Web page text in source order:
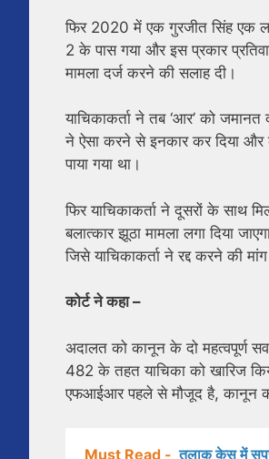
फिर 2020 में एक गुरजीत सिंह एक
2 के पास गया और इस प्रकार
मामला दर्ज करने की सलाह दी।
याचिकाकर्ता ने तब ‘आर’ को
ने ऐसा करने से इनकार कर दिया और
पाया गया था।
फिर याचिकाकर्ता ने दूसरों के साथ
बलात्कार झूठा मामला लगा दिया
जिसे याचिकाकर्ता ने रद्द करने की
कोर्ट ने कहा –
अदालत को कानून के दो महत्वपूर्ण
482 के तहत याचिका को खारिज
एफआईआर पहले से मौजूद है, कानून की
Must Read - तलाक केस में